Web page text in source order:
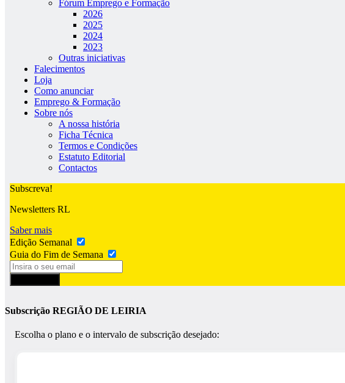
Fórum Emprego e Formação
2026
2025
2024
2023
Outras iniciativas
Falecimentos
Loja
Como anunciar
Emprego & Formação
Sobre nós
A nossa história
Ficha Técnica
Termos e Condições
Estatuto Editorial
Contactos
Subscreva!
Newsletters RL
Saber mais
Edição Semanal
Guia do Fim de Semana
Subscrição REGIÃO DE LEIRIA
Escolha o plano e o intervalo de subscrição desejado: